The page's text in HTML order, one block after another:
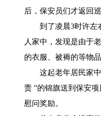
后，保安员们才返回
到了凌晨3时许左
人家中，发现是由于
的衣服、被褥的等物
这起老年居民家
责 ”的锦旗送到保安
慰问奖励。